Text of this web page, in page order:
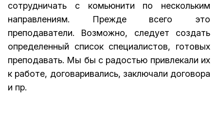
сотрудничать с комьюнити по нескольким
направлениям. Прежде всего это
преподаватели. Возможно, следует создать
определенный список специалистов, готовых
преподавать. Мы бы с радостью привлекали их
к работе, договаривались, заключали договора
и пр.